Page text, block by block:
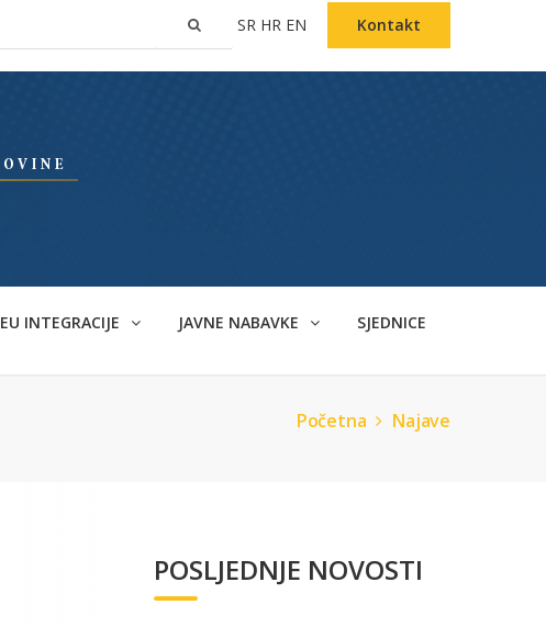
SR HR EN Kontakt
EU INTEGRACIJE JAVNE NABAVKE SJEDNICE
Početna Najave
POSLJEDNJE NOVOSTI